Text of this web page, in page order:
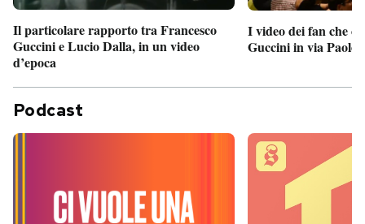
Il particolare rapporto tra Francesco
Guccini e Lucio Dalla, in un video
d’epoca
I video dei fan che
Guccini in via Paolo
Podcast